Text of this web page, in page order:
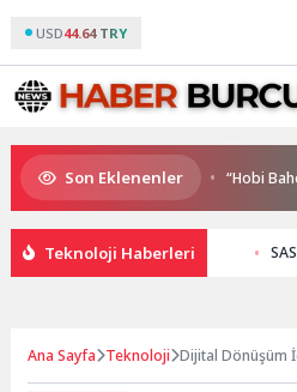
USD44.64 TRY
Son Eklenenler
buluşuyor “Hobi Bahçeleri
Teknoloji Haberleri
Ana Sayfa Teknoloji Dijital Dönüşüm